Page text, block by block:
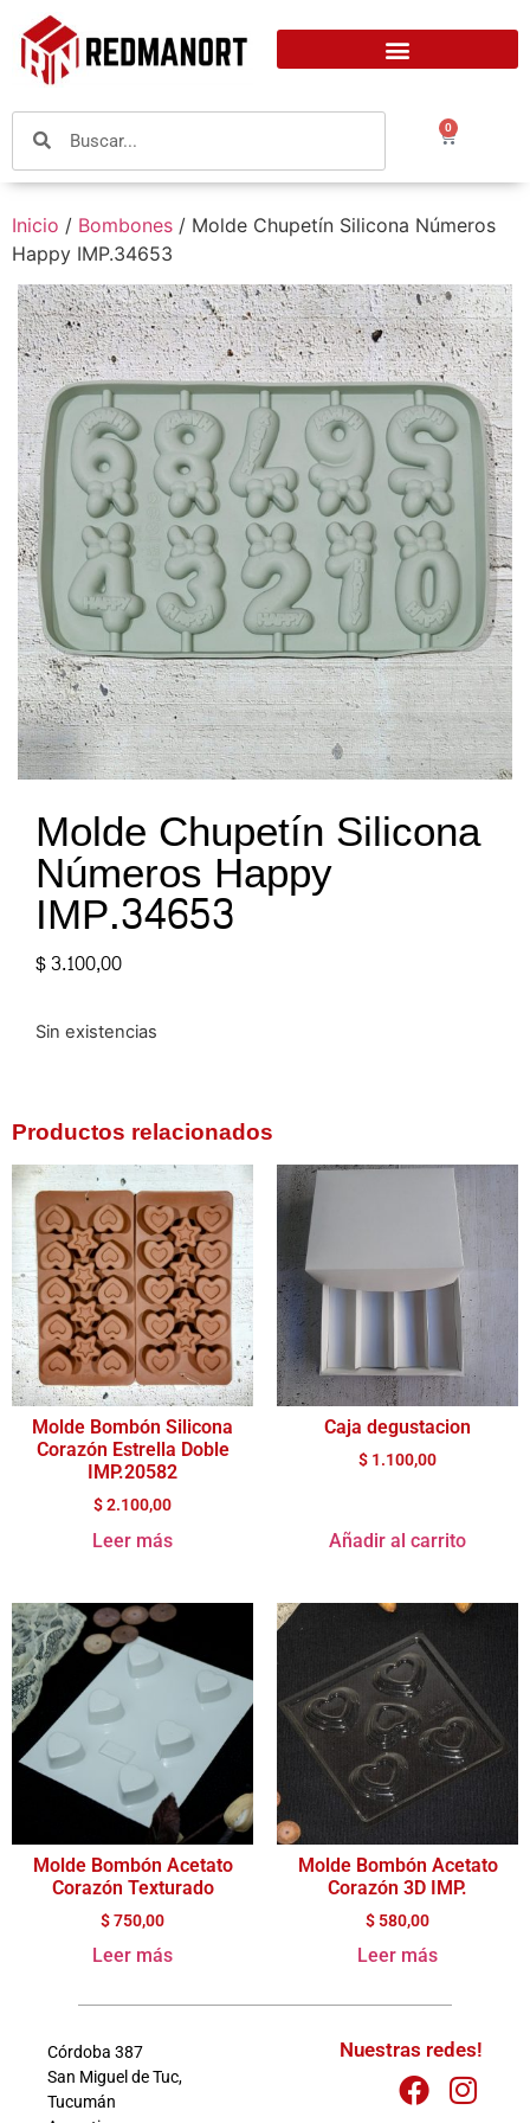
0
Inicio / Bombones / Molde Chupetín Silicona Números
Happy IMP.34653
Molde Chupetín Silicona
Números Happy
IMP.34653
$3.100,00
Sin existencias
Productos relacionados
Molde Bombón Silicona
Corazón Estrella Doble
IMP.20582
$2.100,00
Leer más
Caja degustacion
$ 1.100,00
Añadir al carrito
Molde Bombón Acetato
Corazón Texturado
$750,00
Leer más
Molde Bombón Acetato
Corazón 3D IMP.
$ 580,00
Leer más
Córdoba 387
San Miguel de Tuc,
Tucumán
Nuestras redes!